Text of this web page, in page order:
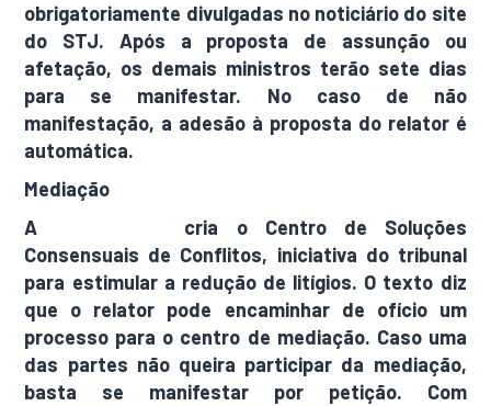
obrigatoriamente divulgadas no noticiário do site
do STJ. Após a proposta de assunção ou
afetação, os demais ministros terão sete dias
para se manifestar. No caso de não
manifestação, a adesão à proposta do relator é
automática.
Mediação
A
cria o Centro de Soluções
Consensuais de Conflitos, iniciativa do tribunal
para estimular a redução de litígios. O texto diz
que o relator pode encaminhar de ofício um
processo para o centro de mediação. Caso uma
das partes não queira participar da mediação,
basta se manifestar por petição. Com